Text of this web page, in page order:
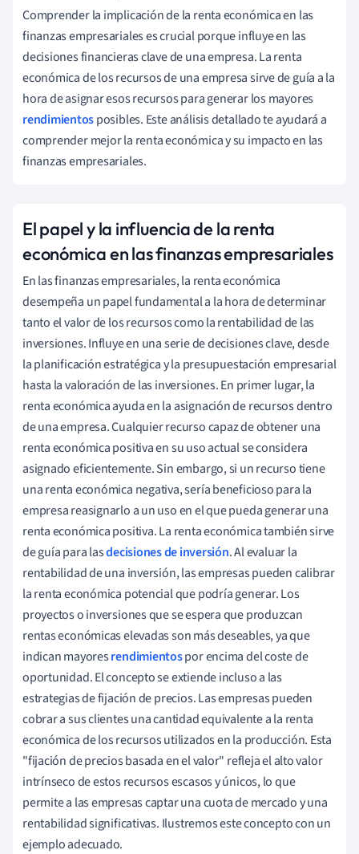
Comprender la implicación de la renta económica en las
finanzas empresariales es crucial porque influye en las
decisiones financieras clave de una empresa. La renta
económica de los recursos de una empresa sirve de guía a la
hora de asignar esos recursos para generar los mayores
rendimientosposibles. Este análisis detallado te ayudará a
comprender mejor la renta económica y su impacto en las
finanzas empresariales.
El papel y la influencia de la renta
económica en las finanzas empresariales
En las finanzas empresariales, la renta económica
desempeña un papel fundamental a la hora de determinar
tanto el valor de los recursos como la rentabilidad de las
inversiones. Influye en una serie de decisiones clave, desde
la planificación estratégica y la presupuestación empresarial
hasta la valoración de las inversiones. En primer lugar, la
renta económica ayuda en la asignación de recursos dentro
de una empresa. Cualquier recurso capaz de obtener una
renta económica positiva en su uso actual se considera
asignado eficientemente. Sin embargo, si un recurso tiene
una renta económica negativa, sería beneficioso para la
empresa reasignarlo a un uso en el que pueda generar una
renta económica positiva. La renta económica también sirve
de guía para lasdecisiones de inversión. Al evaluar la
rentabilidad de una inversión, las empresas pueden calibrar
la renta económica potencial que podría generar. Los
proyectos o inversiones que se espera que produzcan
rentas económicas elevadas son más deseables, ya que
indican mayoresrendimientospor encima del coste de
oportunidad. El concepto se extiende incluso a las
estrategias de fijación de precios. Las empresas pueden
cobrar a sus clientes una cantidad equivalente a la renta
económica de los recursos utilizados en la producción. Esta
"fijación de precios basada en el valor" refleja el alto valor
intrínseco de estos recursos escasos y únicos, lo que
permite a las empresas captar una cuota de mercado y una
rentabilidad significativas. Ilustremos este concepto con un
ejemplo adecuado.